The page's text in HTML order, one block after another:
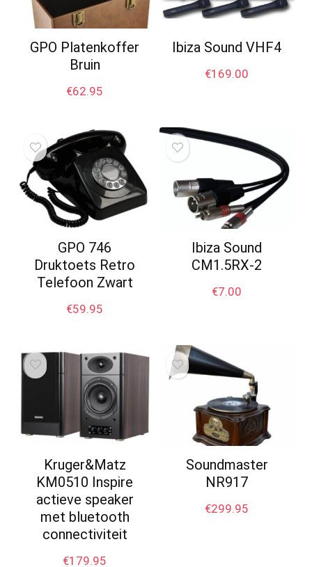
GPO Platenkoffer
Bruin
€62.95
Ibiza Sound VHF4
€169.00
GPO 746
Druktoets Retro
Telefoon Zwart
€59.95
Ibiza Sound
CM1.5RX-2
€7.00
Kruger&Matz
KM0510 Inspire
actieve speaker
met bluetooth
connectiviteit
€179.95
Soundmaster
NR917
€299.95